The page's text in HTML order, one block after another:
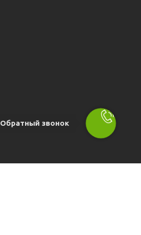
Обратный звонок